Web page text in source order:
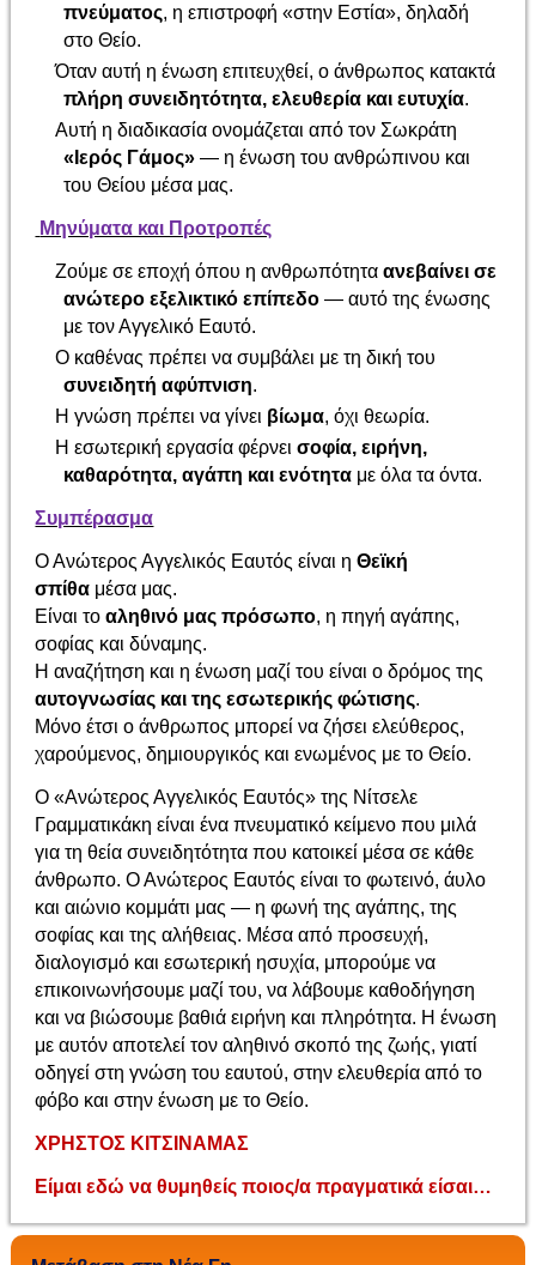
πνεύματος, η επιστροφή «στην Εστία», δηλαδή
στο Θείο.
Όταν αυτή η ένωση επιτευχθεί, ο άνθρωπος κατακτά
πλήρη συνειδητότητα, ελευθερία και ευτυχία.
Αυτή η διαδικασία ονομάζεται από τον Σωκράτη
«Ιερός Γάμος» — η ένωση του ανθρώπινου και
του Θείου μέσα μας.
Μηνύματα και Προτροπές
Ζούμε σε εποχή όπου η ανθρωπότηταανεβαίνει σε
ανώτερο εξελικτικό επίπεδο — αυτό της ένωσης
με τον Αγγελικό Εαυτό.
Ο καθένας πρέπει να συμβάλει με τη δική του
συνειδητή αφύπνιση.
Η γνώση πρέπει να γίνει βίωμα, όχι θεωρία.
Η εσωτερική εργασία φέρνεισοφία, ειρήνη,
καθαρότητα, αγάπη και ενότητα με όλα τα όντα.
Συμπέρασμα
Ο Ανώτερος Αγγελικός Εαυτός είναι ηΘεϊκή
σπίθα μέσα μας.
Είναι τοαληθινό μας πρόσωπο, η πηγή αγάπης,
σοφίας και δύναμης.
Η αναζήτηση και η ένωση μαζί του είναι ο δρόμος της
αυτογνωσίας και της εσωτερικής φώτισης.
Μόνο έτσι ο άνθρωπος μπορεί να ζήσει ελεύθερος,
χαρούμενος, δημιουργικός και ενωμένος με το Θείο.
Ο «Ανώτερος Αγγελικός Εαυτός» της Νίτσελε
Γραμματικάκη είναι ένα πνευματικό κείμενο που μιλά
για τη θεία συνειδητότητα που κατοικεί μέσα σε κάθε
άνθρωπο. Ο Ανώτερος Εαυτός είναι το φωτεινό, άυλο
και αιώνιο κομμάτι μας — η φωνή της αγάπης, της
σοφίας και της αλήθειας. Μέσα από προσευχή,
διαλογισμό και εσωτερική ησυχία, μπορούμε να
επικοινωνήσουμε μαζί του, να λάβουμε καθοδήγηση
και να βιώσουμε βαθιά ειρήνη και πληρότητα. Η ένωση
με αυτόν αποτελεί τον αληθινό σκοπό της ζωής, γιατί
οδηγεί στη γνώση του εαυτού, στην ελευθερία από το
φόβο και στην ένωση με το Θείο.
ΧΡΗΣΤΟΣ ΚΙΤΣΙΝΑΜΑΣ
Είμαι εδώ να θυμηθείς ποιος/α πραγματικά είσαι…